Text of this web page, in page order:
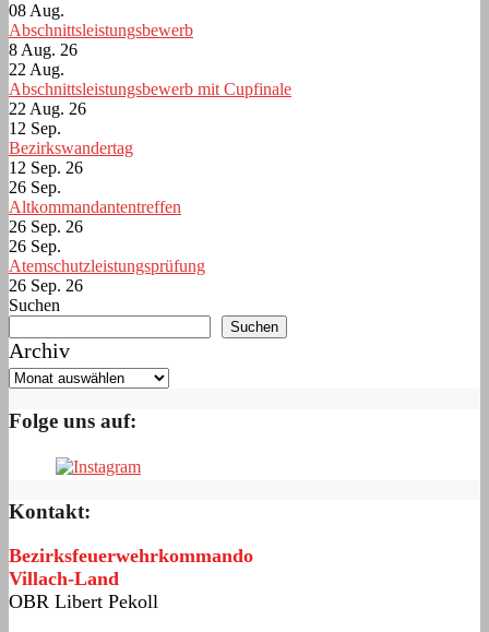
08 Aug.
Abschnittsleistungsbewerb
8 Aug. 26
22 Aug.
Abschnittsleistungsbewerb mit Cupfinale
22 Aug. 26
12 Sep.
Bezirkswandertag
12 Sep. 26
26 Sep.
Altkommandantentreffen
26 Sep. 26
26 Sep.
Atemschutzleistungsprüfung
26 Sep. 26
Suchen
Suchen
Archiv
Folge uns auf:
Kontakt:
Bezirksfeuerwehrkommando
Villach-Land
OBR Libert Pekoll